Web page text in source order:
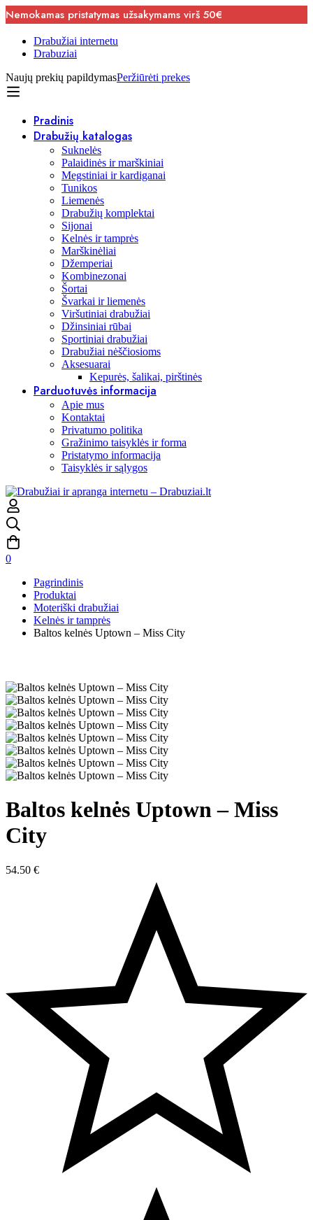
Nemokamas pristatymas užsakymams virš 50€
Drabužiai internetu
Drabuziai
Naujų prekių papildymasPeržiūrėti prekes
Pradinis
Drabužių katalogas
Suknelės
Palaidinės ir marškiniai
Megstiniai ir kardiganai
Tunikos
Liemenės
Drabužių komplektai
Sijonai
Kelnės ir tamprės
Marškinėliai
Džemperiai
Kombinezonai
Šortai
Švarkai ir liemenės
Viršutiniai drabužiai
Džinsiniai rūbai
Sportiniai drabužiai
Drabužiai nėščiosioms
Aksesuarai
Kepurės, šalikai, pirštinės
Parduotuvės informacija
Apie mus
Kontaktai
Privatumo politika
Gražinimo taisyklės ir forma
Pristatymo informacija
Taisyklės ir sąlygos
0
Pagrindinis
Produktai
Moteriški drabužiai
Kelnės ir tamprės
Baltos kelnės Uptown – Miss City
Baltos kelnės Uptown – Miss
City
54.50 €